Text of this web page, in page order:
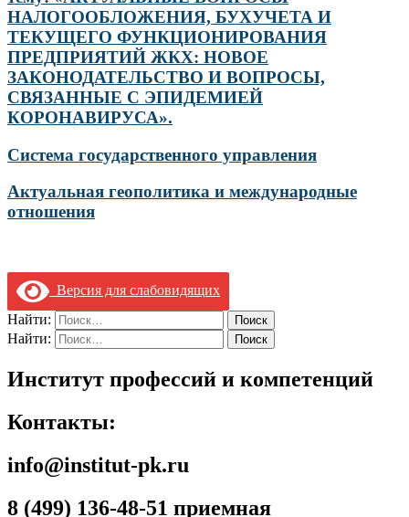
НАЛОГООБЛОЖЕНИЯ, БУХУЧЕТА И
ТЕКУЩЕГО ФУНКЦИОНИРОВАНИЯ
ПРЕДПРИЯТИЙ ЖКХ: НОВОЕ
ЗАКОНОДАТЕЛЬСТВО И ВОПРОСЫ,
СВЯЗАННЫЕ С ЭПИДЕМИЕЙ
КОРОНАВИРУСА».
Система государственного управления
Актуальная геополитика и международные
отношения
Версия для слабовидящих
Найти:
Найти:
Институт профессий и компетенций
Контакты:
info@institut-pk.ru
8 (499) 136-48-51 приемная